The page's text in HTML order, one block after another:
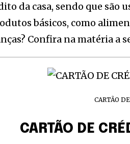
da casa, sendo que são
básicos, como
Confira na matéria a
CARTÃO
CARTÃO DE